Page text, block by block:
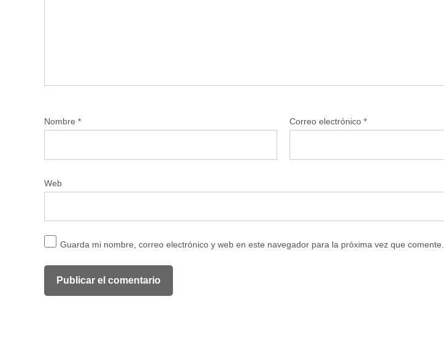
Nombre * Correo electrónico *
Web
Guarda mi nombre, correo electrónico y web en este navegador para la próxima vez que comente.